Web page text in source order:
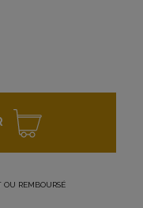
OU REMBOURSÉ